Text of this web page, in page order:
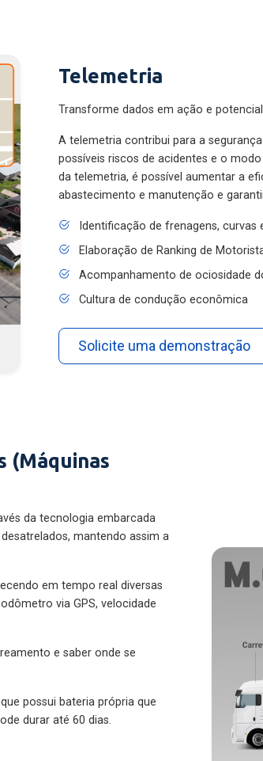
Telemetria
Transforme dados em ação e
A telemetria contribui para a
possíveis riscos de acidentes e o
da telemetria, é possível aumentar a
abastecimento e manutenção e
Identificação de frenagens, curvas
Elaboração de Ranking de
Acompanhamento de ociosidade
Cultura de condução econômica
Solicite uma demonstração
(Máquinas
da tecnologia embarcada
mantendo assim a
em tempo real diversas
via GPS, velocidade
e saber onde se
possui bateria própria que
durar até 60 dias.